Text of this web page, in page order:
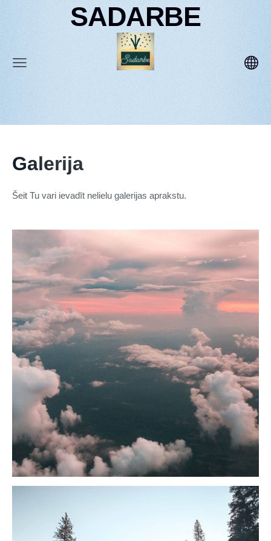
SADARBE
Galerija
Šeit Tu vari ievadīt nelielu galerijas aprakstu.